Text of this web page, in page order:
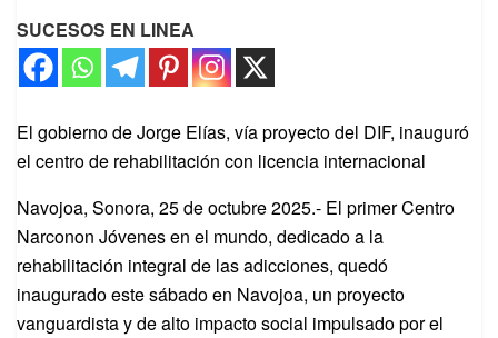
SUCESOS EN LINEA
El gobierno de Jorge Elías, vía proyecto del DIF, inauguró
el centro de rehabilitación con licencia internacional
Navojoa, Sonora, 25 de octubre 2025.- El primer Centro
Narconon Jóvenes en el mundo, dedicado a la
rehabilitación integral de las adicciones, quedó
inaugurado este sábado en Navojoa, un proyecto
vanguardista y de alto impacto social impulsado por el